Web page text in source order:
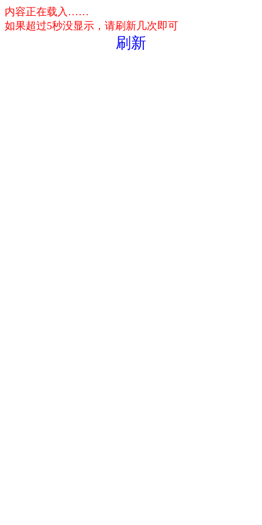
内容正在载入……
如果超过5秒没显示，请刷新几次即可
刷新